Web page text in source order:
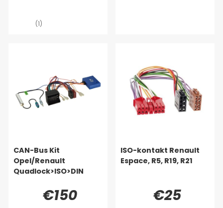
(1)
CAN-Bus Kit
Opel/Renault
Quadlock>ISO>DIN
€150
ISO-kontakt Renault
Espace, R5, R19, R21
€25